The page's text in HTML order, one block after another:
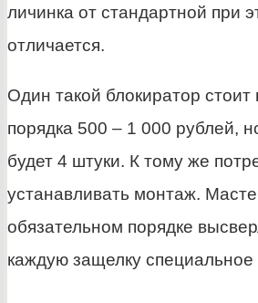
личинка от стандартной при
отличается.
Один такой блокиратор стоит
порядка 500 – 1 000 рублей,
будет 4 штуки. К тому же
устанавливать монтаж.
обязательном порядке
каждую защелку специальное